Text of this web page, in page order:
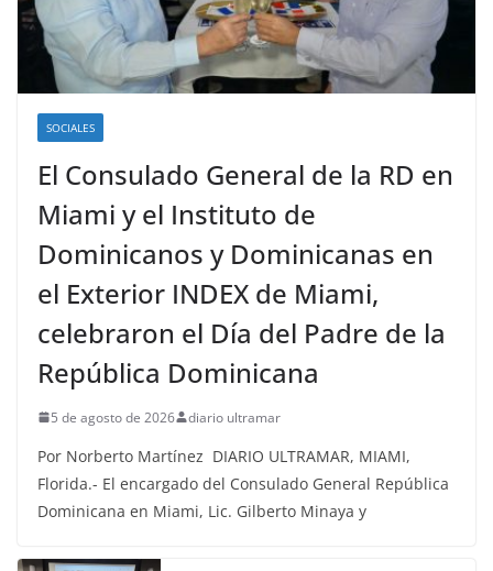
SOCIALES
El Consulado General de la RD en
Miami y el Instituto de
Dominicanos y Dominicanas en
el Exterior INDEX de Miami,
celebraron el Día del Padre de la
República Dominicana
5 de agosto de 2026 diario ultramar
Por Norberto Martínez DIARIO ULTRAMAR, MIAMI,
Florida.- El encargado del Consulado General República
Dominicana en Miami, Lic. Gilberto Minaya y